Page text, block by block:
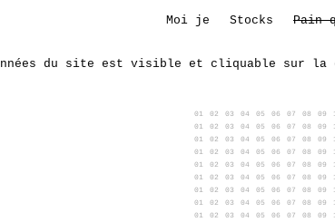
Moi je Stocks Pain
du site est visible et cliquable sur la
01 02 03 04 05 06 07 08 09
01 02 03 04 05 06 07 08 09
01 02 03 04 05 06 07 08 09
01 02 03 04 05 06 07 08 09
01 02 03 04 05 06 07 08 09
01 02 03 04 05 06 07 08 09
01 02 03 04 05 06 07 08 09
01 02 03 04 05 06 07 08 09
01 02 03 04 05 06 07 08 09